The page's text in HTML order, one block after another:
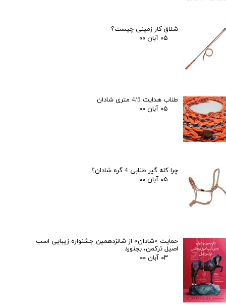
شلاق کار زمینی چیست؟
۰۵ آبان ۰۰
طناب هدایت 4/5 متری شادان
۰۵ آبان ۰۰
چرا کله گیر طنابی 4 گره شادان؟
۰۵ آبان ۰۰
حمایت «شادان» از شانزدهمین جشنواره زیبایی اسب
اصیل ترکمن، بجنورد
۰۳ آبان ۰۰